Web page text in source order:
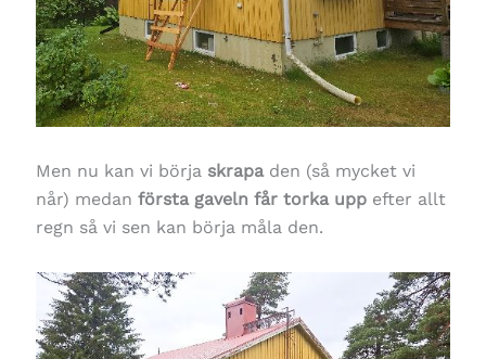
Men nu kan vi börja skrapaden (så mycket vi
når) medan första gaveln får torka uppefter allt
regn så vi sen kan börja måla den.